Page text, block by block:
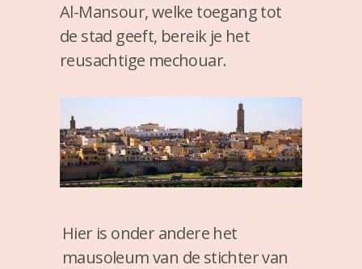
Al-Mansour, welke toegang tot
de stad geeft, bereik je het
reusachtige mechouar.
Hier is onder andere het
mausoleum van de stichter van